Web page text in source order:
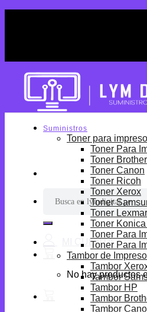
por:
No hay productos
Suministros
Toner para
Toner Para
Toner Brother
Toner Canon
Toner Ricoh
Toner Xerox
Toner
Toner
Toner
Toner Para
Toner Para
Tambor de
Tambor
Tambor
Tambor HP
Tambor
Tambor